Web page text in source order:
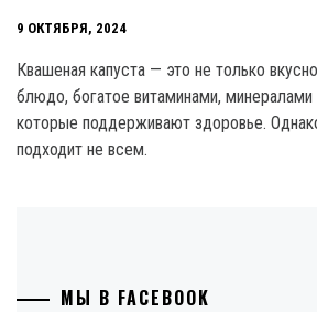
9 ОКТЯБРЯ, 2024
Квашеная капуста — это не только
блюдо, богатое витаминами, минералами
которые поддерживают здоровье.
подходит не всем.
МЫ В FACEBOOK